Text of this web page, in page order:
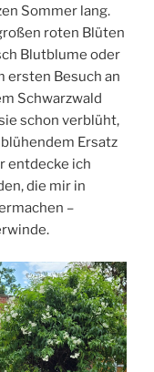
Sommer lang.
roten Blüten
Blutblume oder
ersten Besuch an
Schwarzwald
schon verblüht,
Ersatz
entdecke ich
die mir in
–